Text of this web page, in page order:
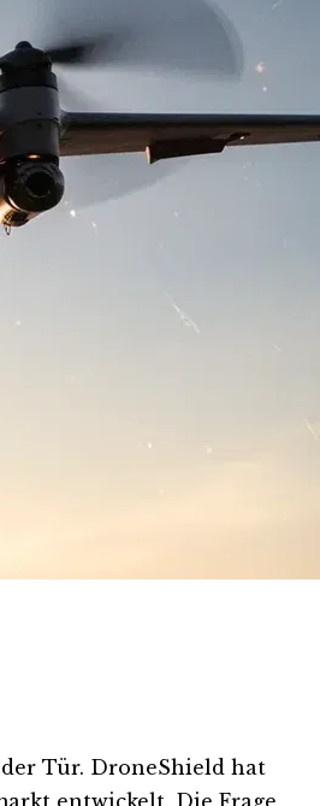
Tür. DroneShield hat
entwickelt. Die Frage